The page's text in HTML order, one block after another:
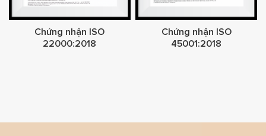
Chứng nhận ISO
22000:2018
Chứng nhận ISO
45001:2018